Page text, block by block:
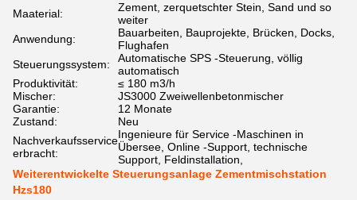
Maaterial:
Zement, zerquetschter Stein, Sand und so
weiter
Anwendung:
Bauarbeiten, Bauprojekte, Brücken, Docks,
Flughafen
Steuerungssystem:
Automatische SPS -Steuerung, völlig
automatisch
Produktivität:
≤ 180 m3/h
Mischer:
JS3000 Zweiwellenbetonmischer
Garantie:
12 Monate
Zustand:
Neu
Nachverkaufsservice
erbracht:
Ingenieure für Service -Maschinen in
Übersee, Online -Support, technische
Support, Feldinstallation,
Weiterentwickelte Steuerungsanlage Zementmischstation
Hzs180